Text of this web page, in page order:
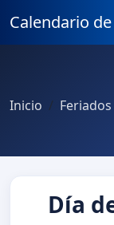
Calendario
Inicio
Día